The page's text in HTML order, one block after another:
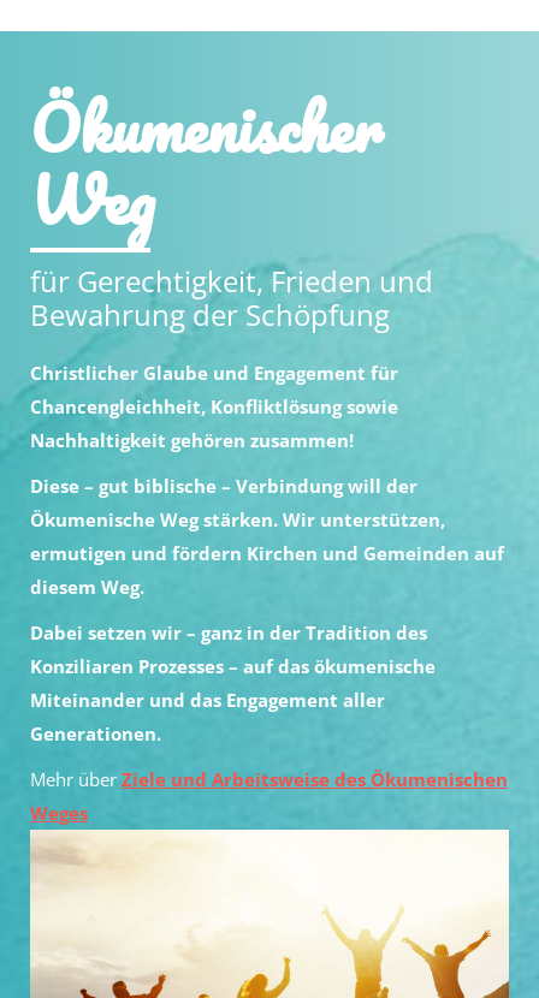
Ökumenischer
Weg
für Gerechtigkeit, Frieden und
Bewahrung der Schöpfung
Christlicher Glaube und Engagement für
Chancengleichheit, Konfliktlösung sowie
Nachhaltigkeit gehören zusammen!
Diese – gut biblische – Verbindung will der
Ökumenische Weg stärken. Wir unterstützen,
ermutigen und fördern Kirchen und Gemeinden auf
diesem Weg.
Dabei setzen wir – ganz in der Tradition des
Konziliaren Prozesses – auf das ökumenische
Miteinander und das Engagement aller
Generationen.
Mehr über Ziele und Arbeitsweise des Ökumenischen
Weges